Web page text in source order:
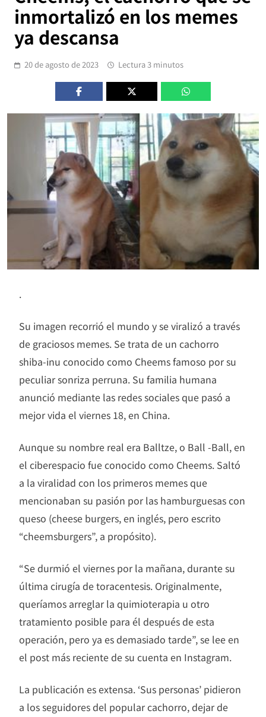
inmortalizó en los memes
ya descansa
20 de agosto de 2023 Lectura 3 minutos
.
Su imagen recorrió el mundo y se viralizó a través
de graciosos memes. Se trata de un cachorro
shiba-inu conocido como Cheems famoso por su
peculiar sonriza perruna. Su familia humana
anunció mediante las redes sociales que pasó a
mejor vida el viernes 18, en China.
Aunque su nombre real era Balltze, o Ball -Ball, en
el ciberespacio fue conocido como Cheems. Saltó
a la viralidad con los primeros memes que
mencionaban su pasión por las hamburguesas con
queso (cheese burgers, en inglés, pero escrito
“cheemsburgers”, a propósito).
“Se durmió el viernes por la mañana, durante su
última cirugía de toracentesis. Originalmente,
queríamos arreglar la quimioterapia u otro
tratamiento posible para él después de esta
operación, pero ya es demasiado tarde”, se lee en
el post más reciente de su cuenta en Instagram.
La publicación es extensa. ‘Sus personas’ pidieron
a los seguidores del popular cachorro, dejar de